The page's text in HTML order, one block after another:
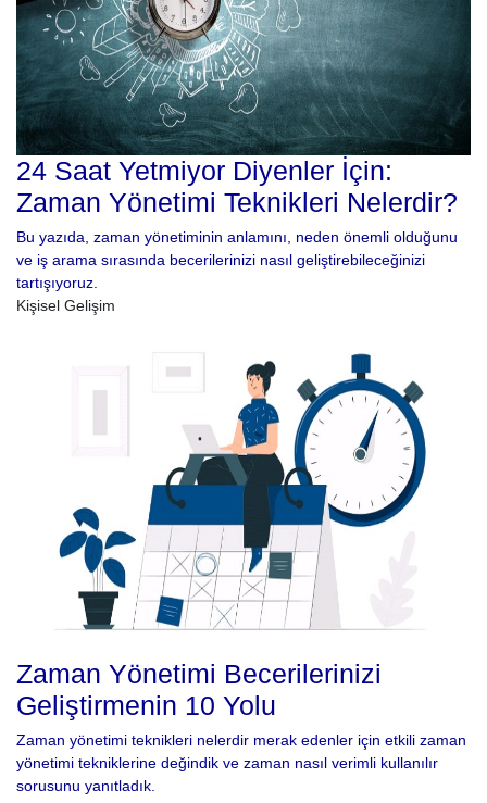
24 Saat Yetmiyor Diyenler İçin:
Zaman Yönetimi Teknikleri Nelerdir?
Bu yazıda, zaman yönetiminin anlamını, neden önemli olduğunu
ve iş arama sırasında becerilerinizi nasıl geliştirebileceğinizi
tartışıyoruz.
Kişisel Gelişim
Zaman Yönetimi Becerilerinizi
Geliştirmenin 10 Yolu
Zaman yönetimi teknikleri nelerdir merak edenler için etkili zaman
yönetimi tekniklerine değindik ve zaman nasıl verimli kullanılır
sorusunu yanıtladık.